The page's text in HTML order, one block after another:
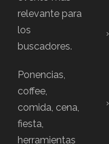
relevante para
los
buscadores.
Ponencias,
coffee,
comida, cena,
fiesta,
herramientas